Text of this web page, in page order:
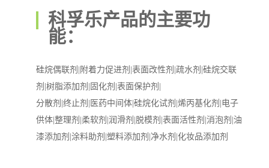
科孚乐产品的主要功
能：
硅烷偶联剂|附着力促进剂|表面改性剂|疏水剂|硅烷交联
剂|树脂添加剂|固化剂|表面保护剂|
分散剂|终止剂|医药中间体|硅烷化试剂|烯丙基化剂|电子
供体|整理剂|柔软剂|润滑剂|脱模剂|表面活性剂|消泡剂|油
漆添加剂|涂料助剂|塑料添加剂|净水剂|化妆品添加剂